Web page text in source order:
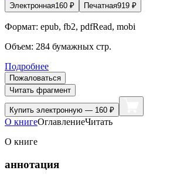
Электронная160 ₽ Печатная919 ₽
Формат: epub, fb2, pdfRead, mobi
Объем: 284 бумажных стр.
Подробнее
Пожаловаться
Читать фрагмент
Купить электронную — 160 ₽
О книгеОглавлениеЧитать
О книге
аннотация